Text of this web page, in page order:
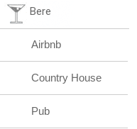
Bere
Airbnb
Country House
Pub